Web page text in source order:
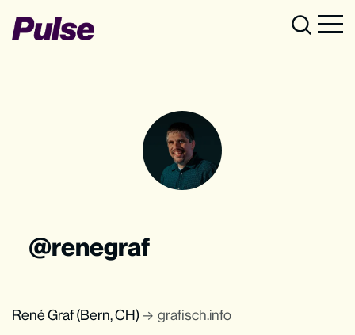
renegraf
René Graf (Bern, CH) grafisch.info